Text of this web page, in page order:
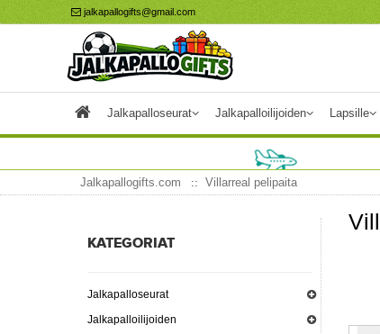
jalkapallogifts@gmail.com
Jalkapalloseurat Jalkapalloilijoiden Lapsille
Jalkapallogifts.com Villarreal pelipaita
KATEGORIAT
Jalkapalloseurat
Jalkapalloilijoiden